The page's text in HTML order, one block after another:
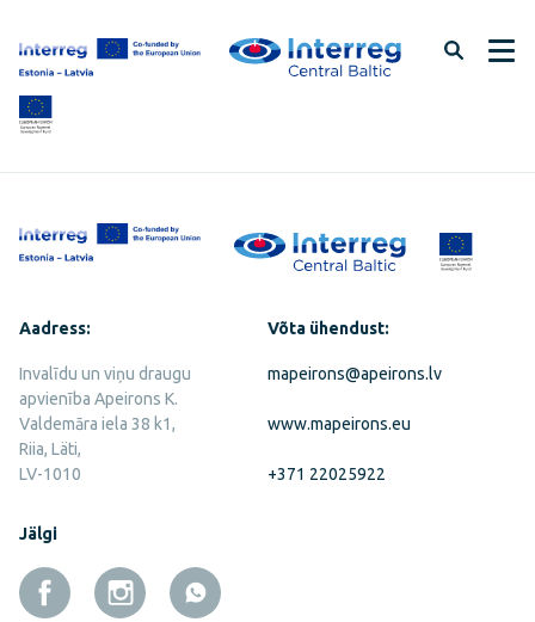
lehe
sisu
vahele
Aadress:
Invalīdu un viņu draugu
apvienība Apeirons K.
Valdemāra iela 38 k1,
Riia, Läti,
LV-1010
Võta ühendust:
mapeirons@apeirons.lv
www.mapeirons.eu
+371 22025922
Jälgi